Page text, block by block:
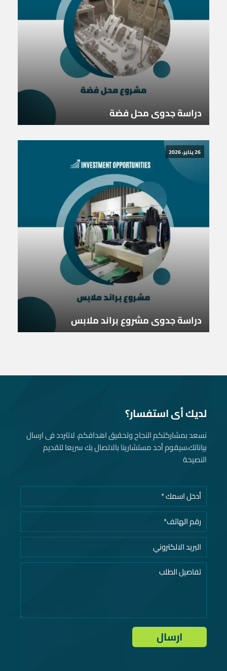
دراسة جدوى محل فضة
26 يناير، 2026
دراسة جدوى مشروع براند ملابس
لديك أى استفسار؟
نسعد بمشاركتكم النجاح وتحقيق اهدافكم، لاتتردد فى ارسال
بياناتك، سيقوم أحد مستشارينا بالاتصال بك سريعا لتقديم
النصيحة